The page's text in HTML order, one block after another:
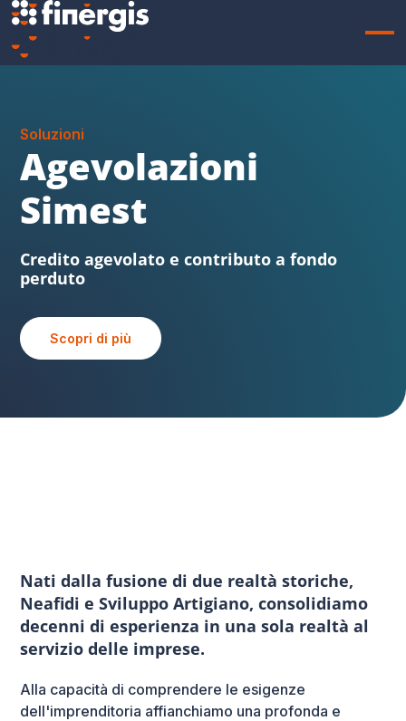
Soluzioni
Sabatini FVG
contributo a fondo perduto
Scopri di più
Nati dalla fusione di due realtà storiche,
Neafidi e Sviluppo Artigiano, consolidiamo
decenni di esperienza in una sola realtà al
servizio delle imprese.
Alla capacità di comprendere le esigenze
dell'imprenditoria affianchiamo una profonda e